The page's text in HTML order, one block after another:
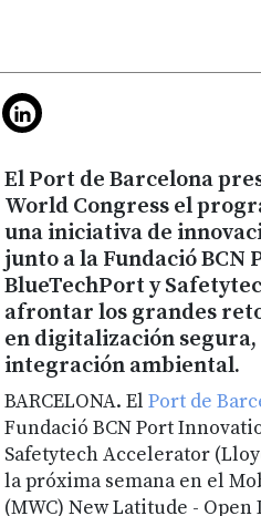
El Port de Barcelona
World Congress el
una iniciativa de
junto a la Fundació BCN
BlueTechPort y
afrontar los grandes
en digitalización
integración ambiental.
BARCELONA. ElPort de
Fundació BCN Port
Safetytech Accelerator
la próxima semana en el
(MWC) New Latitude -